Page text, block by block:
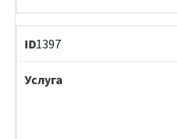
1397